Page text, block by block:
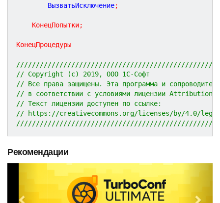
		ВызватьИсключение
;
КонецПопытки;
КонецПроцедуры
// Copyright (c) 2019, ООО 1С-Софт
// Все права защищены. Эта программа и
// в соответствии с условиями лицензии
// Текст лицензии доступен по ссылке:
// https://creativecommons.org/licenses/by/4.0/
Рекомендации
e
x